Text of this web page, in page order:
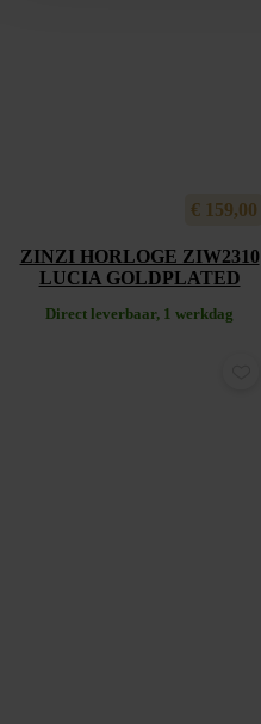
€ 159,00
ZINZI HORLOGE ZIW2310
LUCIA GOLDPLATED
Direct leverbaar, 1 werkdag